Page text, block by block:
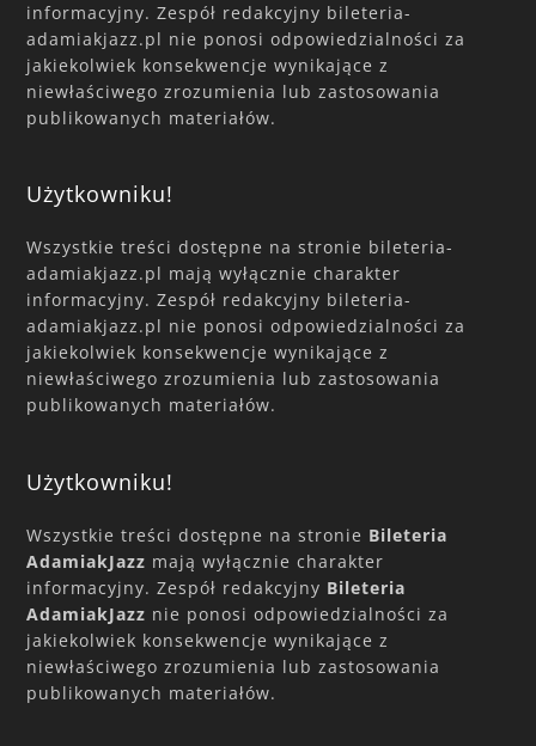
informacyjny. Zespół redakcyjny bileteria-
adamiakjazz.pl nie ponosi odpowiedzialności za
jakiekolwiek konsekwencje wynikające z
niewłaściwego zrozumienia lub zastosowania
publikowanych materiałów.
Użytkowniku!
Wszystkie treści dostępne na stronie bileteria-
adamiakjazz.pl mają wyłącznie charakter
informacyjny. Zespół redakcyjny bileteria-
adamiakjazz.pl nie ponosi odpowiedzialności za
jakiekolwiek konsekwencje wynikające z
niewłaściwego zrozumienia lub zastosowania
publikowanych materiałów.
Użytkowniku!
Wszystkie treści dostępne na stronie Bileteria
AdamiakJazz mają wyłącznie charakter
informacyjny. Zespół redakcyjny Bileteria
AdamiakJazz nie ponosi odpowiedzialności za
jakiekolwiek konsekwencje wynikające z
niewłaściwego zrozumienia lub zastosowania
publikowanych materiałów.